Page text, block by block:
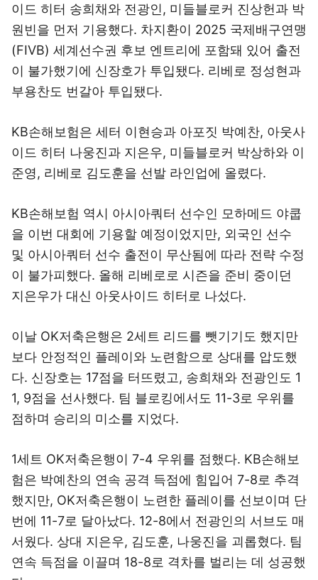
이드 히터 송희채와 전광인, 미들블로커 진상헌과 박
원빈을 먼저 기용했다. 차지환이 2025 국제배구연맹
(FIVB) 세계선수권 후보 엔트리에 포함돼 있어 출전
이 불가했기에 신장호가 투입됐다. 리베로 정성현과
부용찬도 번갈아 투입됐다.
KB손해보험은 세터 이현승과 아포짓 박예찬, 아웃사
이드 히터 나웅진과 지은우, 미들블로커 박상하와 이
준영, 리베로 김도훈을 선발 라인업에 올렸다.
KB손해보험 역시 아시아쿼터 선수인 모하메드 야쿱
을 이번 대회에 기용할 예정이었지만, 외국인 선수
및 아시아쿼터 선수 출전이 무산됨에 따라 전략 수정
이 불가피했다. 올해 리베로로 시즌을 준비 중이던
지은우가 대신 아웃사이드 히터로 나섰다.
이날 OK저축은행은 2세트 리드를 뺏기기도 했지만
보다 안정적인 플레이와 노련함으로 상대를 압도했
다. 신장호는 17점을 터뜨렸고, 송희채와 전광인도 1
1, 9점을 선사했다. 팀 블로킹에서도 11-3로 우위를
점하며 승리의 미소를 지었다.
1세트 OK저축은행이 7-4 우위를 점했다. KB손해보
험은 박예찬의 연속 공격 득점에 힘입어 7-8로 추격
했지만, OK저축은행이 노련한 플레이를 선보이며 단
번에 11-7로 달아났다. 12-8에서 전광인의 서브도 매
서웠다. 상대 지은우, 김도훈, 나웅진을 괴롭혔다. 팀
연속 득점을 이끌며 18-8로 격차를 벌리는 데 성공했